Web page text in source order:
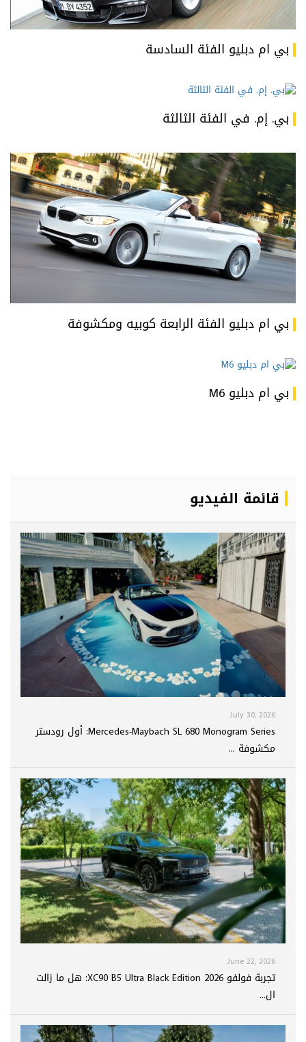
بي ام دبليو الفئة السادسة
بي. إم. في الفئة الثالثة
بي ام دبليو الفئة الرابعة كوبيه ومكشوفة
بي ام دبليو M6
قائمة الفيديو
July 30, 2026
Mercedes-Maybach SL 680 Monogram Series: أول رودستر
مكشوفة ...
June 22, 2026
تجربة فولفو XC90 B5 Ultra Black Edition 2026: هل ما زالت
ال...